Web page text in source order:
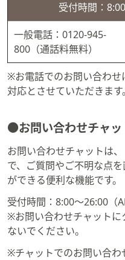
受付時間：
一般電話：0120-945-
800（通話料無料）
※お電話でのお問い合わせ
対応とさせていただきます。
●お問い合わせチャッ
お問い合わせチャットは
で、ご質問やご不明な点
ができる便利な機能です。
受付時間：8:00～26:00（
※お問い合わせチャットに
ないでください。
※チャットでのお問い合わ